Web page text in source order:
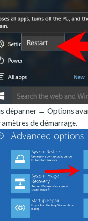
dépanner → Options
de démarrage.